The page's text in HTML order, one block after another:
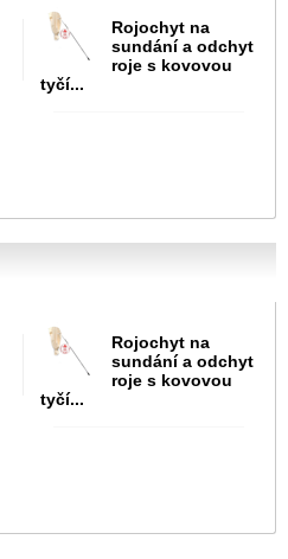
Rojochyt na
sundání a odchyt
roje s kovovou
tyčí...
Rojochyt na
sundání a odchyt
roje s kovovou
tyčí...